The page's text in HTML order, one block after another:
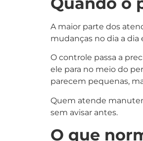
A maior parte dos
mudanças no dia a dia
O controle passa a
ele para no meio do
parecem pequenas,
Quem atende
sem avisar antes.
O que